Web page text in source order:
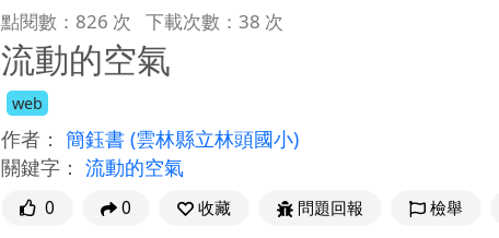
點閱數：826 次 下載次數：38 次
流動的空氣
web
作者： 簡鈺書 (雲林縣立林頭國小)
關鍵字： 流動的空氣
0 0 收藏 問題回報 檢舉